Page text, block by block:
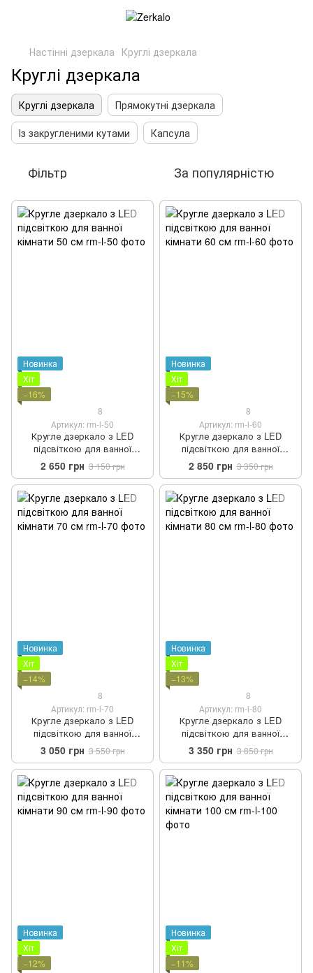
Настінні дзеркала Круглі дзеркала
Круглі дзеркала
Круглі дзеркала
Прямокутні дзеркала
Із закругленими кутами
Капсула
Фільтр За популярністю
Новинка
Хіт
−16%
8
Артикул: rm-l-50
Кругле дзеркало з LED
підсвіткою для ванної
кімнати 50 см
2 650 грн 3 150 грн
Новинка
Хіт
−15%
8
Артикул: rm-l-60
Кругле дзеркало з LED
підсвіткою для ванної
кімнати 60 см
2 850 грн 3 350 грн
Новинка
Хіт
−14%
8
Артикул: rm-l-70
Кругле дзеркало з LED
підсвіткою для ванної
кімнати 70 см
3 050 грн 3 550 грн
Новинка
Хіт
−13%
8
Артикул: rm-l-80
Кругле дзеркало з LED
підсвіткою для ванної
кімнати 80 см
3 350 грн 3 850 грн
Новинка
Хіт
−12%
Новинка
Хіт
−11%